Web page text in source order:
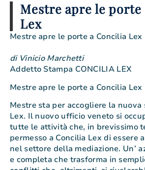
Mestre apre le porte
Lex
Mestre apre le porte a Concilia Lex
di Vinicio Marchetti
Addetto Stampa CONCILIA LEX
Mestre apre le porte a Concilia Lex
Mestre sta per accogliere la nuova
Lex. Il nuovo ufficio veneto si
tutte le attività che, in brevissimo
permesso a Concilia Lex di essere
nel settore della mediazione. Un’
e completa che trasforma in